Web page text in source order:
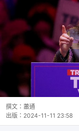
撰文： 蕭通
出版： 2024-11-11 23:58